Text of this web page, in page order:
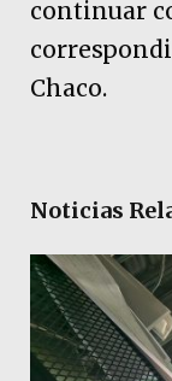
continuar
Chaco.
Noticias